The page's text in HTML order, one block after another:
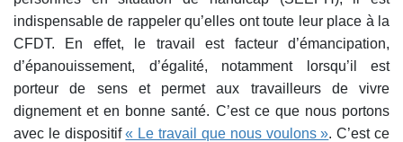
indispensable de rappeler qu’elles ont toute leur place à la
CFDT. En effet, le travail est facteur d’émancipation,
d’épanouissement, d’égalité, notamment lorsqu’il est
porteur de sens et permet aux travailleurs de vivre
dignement et en bonne santé. C’est ce que nous portons
avec le dispositif« Le travail que nous voulons ». C’est ce